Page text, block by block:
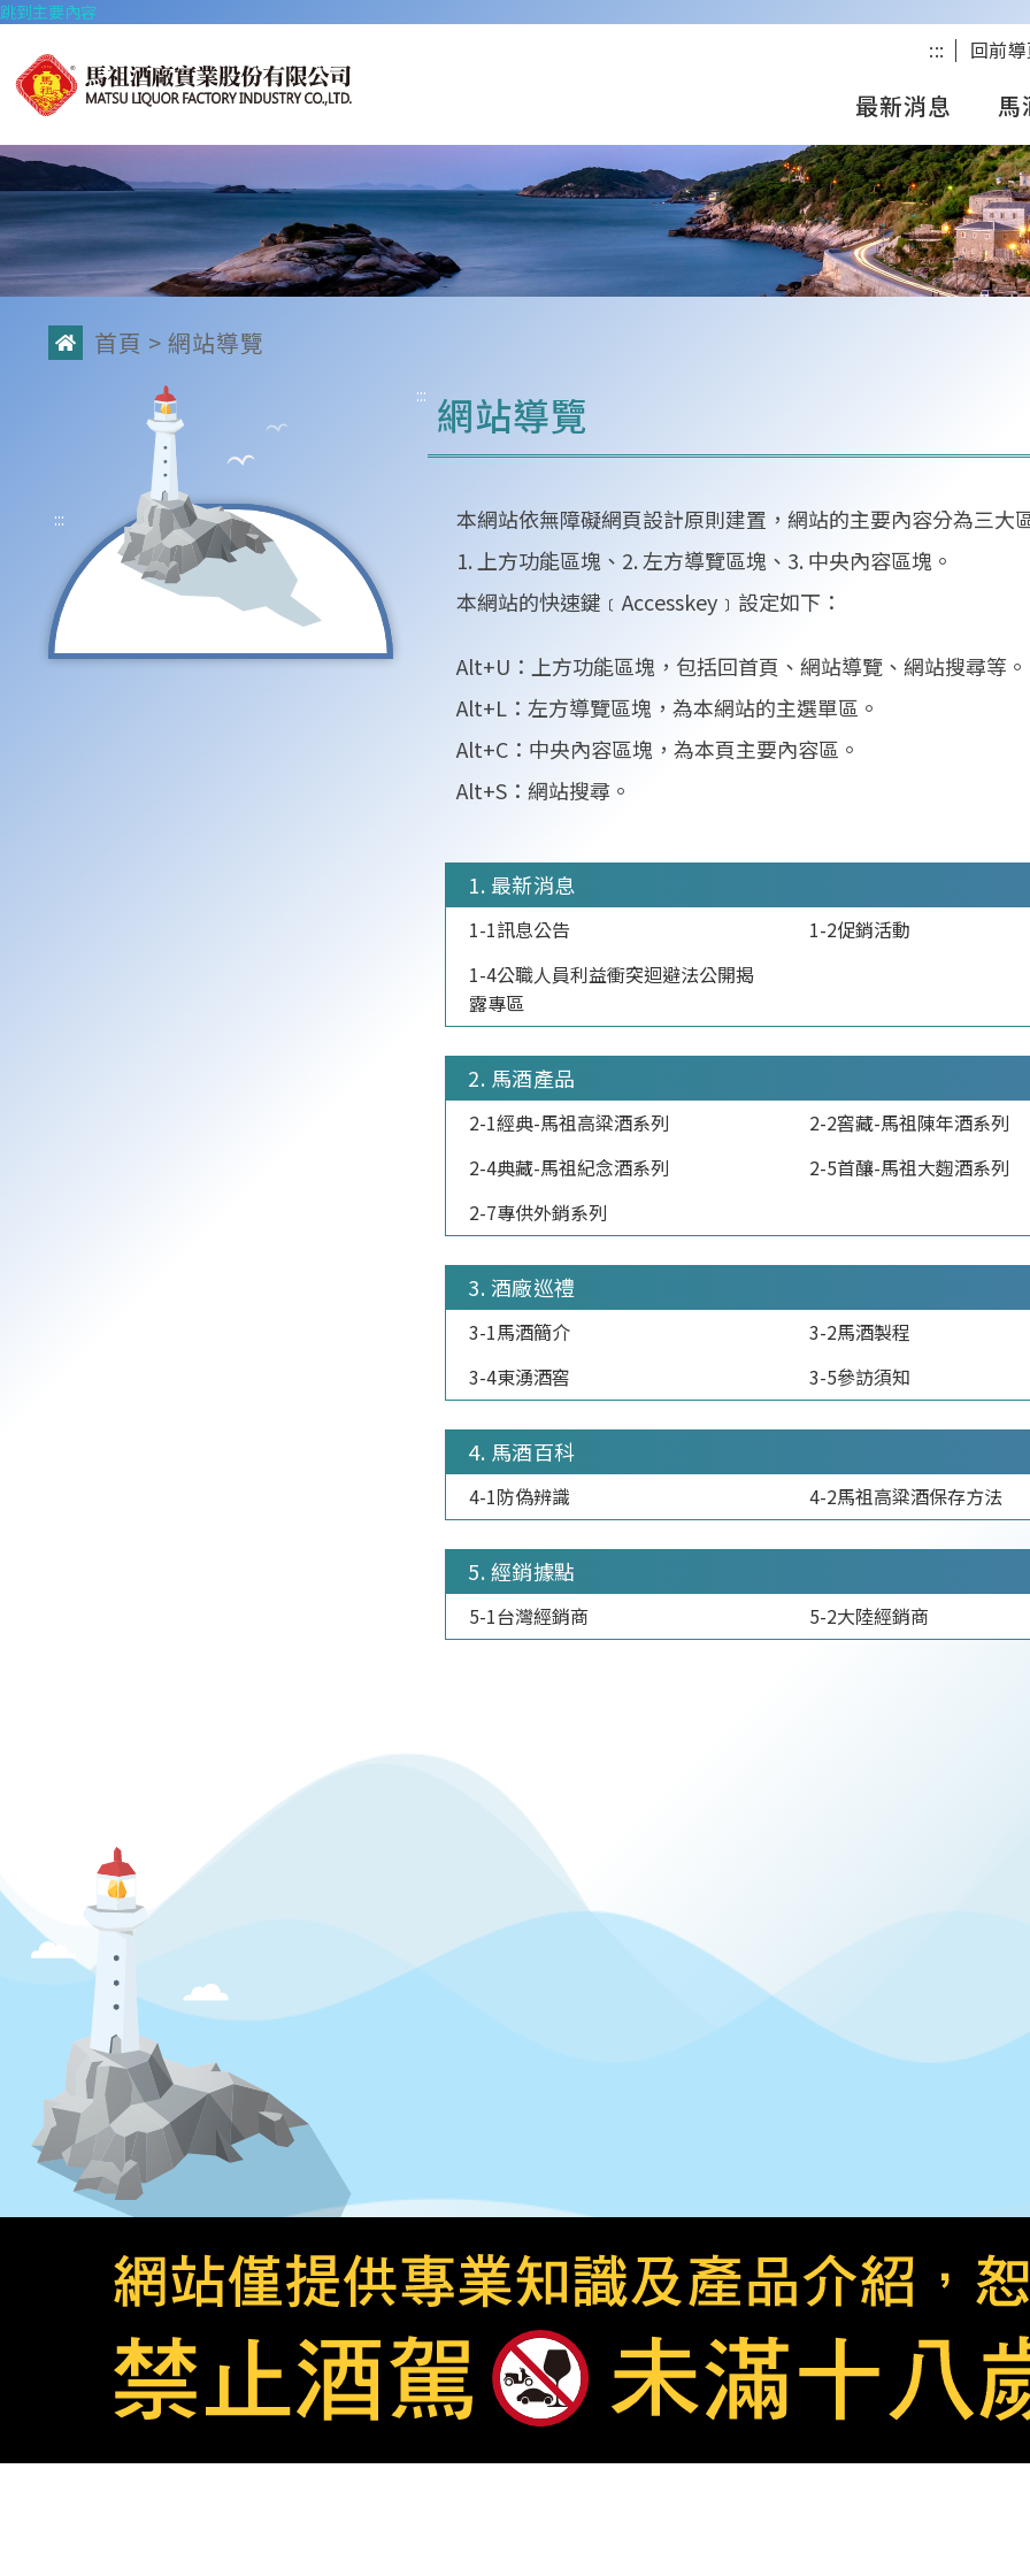
跳到主要內容
::: 回前
最新消息 馬
首頁 > 網站導覽
:::
::: 網站導覽
本網站依無障礙網頁設計原則建置，網站的主要內容分為三大
1. 上方功能區塊、2. 左方導覽區塊、3. 中央內容區塊。
本網站的快速鍵﹝Accesskey﹞設定如下：
Alt+U：上方功能區塊，包括回首頁、網站導覽、網站搜尋等。
Alt+L：左方導覽區塊，為本網站的主選單區。
Alt+C：中央內容區塊，為本頁主要內容區。
Alt+S：網站搜尋。
1. 最新消息
1-1訊息公告
1-2促銷活動
1-4公職人員利益衝突迴避法公開揭
露專區
2. 馬酒產品
2-1經典-馬祖高粱酒系列
2-2窖藏-馬祖陳年酒系列
2-4典藏-馬祖紀念酒系列
2-5首釀-馬祖大麴酒系列
2-7專供外銷系列
3. 酒廠巡禮
3-1馬酒簡介
3-2馬酒製程
3-4東湧酒窖
3-5參訪須知
4. 馬酒百科
4-1防偽辨識 4-2馬祖高粱酒保存方法
5. 經銷據點
5-1台灣經銷商 5-2大陸經銷商